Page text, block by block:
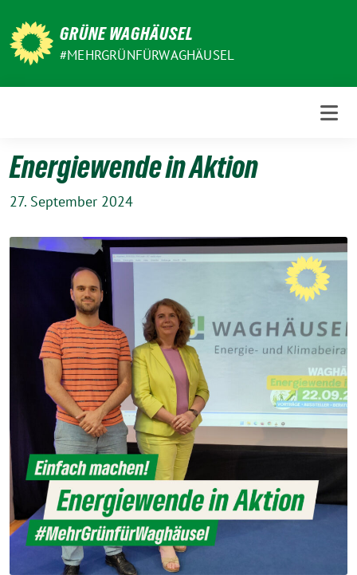
zum
Inhalt
GRÜNE WAGHÄUSEL
#MEHRGRÜNFÜRWAGHÄUSEL
Energiewende in Aktion
27. September 2024